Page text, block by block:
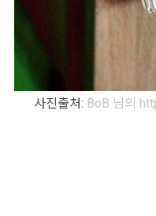
사진출처: BoB 님의